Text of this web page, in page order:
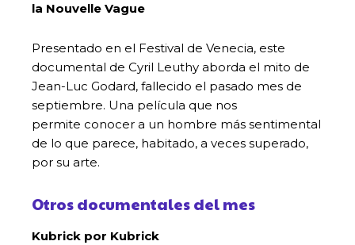
la Nouvelle Vague
Presentado en el Festival de Venecia, este
documental de Cyril Leuthy aborda el mito de
Jean-Luc Godard, fallecido el pasado mes de
septiembre. Una película que nos
permite conocer a un hombre más sentimental
de lo que parece, habitado, a veces superado,
por su arte.
Otros documentales del mes
Kubrick por Kubrick